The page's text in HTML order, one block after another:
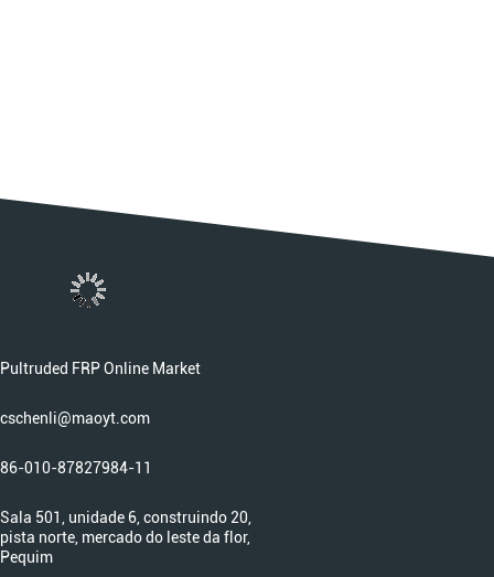
Pultruded FRP Online Market
cschenli@maoyt.com
86-010-87827984-11
Sala 501, unidade 6, construindo 20,
pista norte, mercado do leste da flor,
Pequim